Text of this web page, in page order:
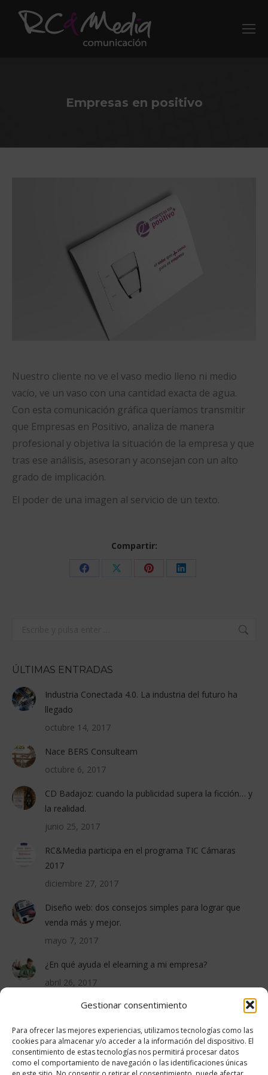
Gestionar consentimiento
Para ofrecer las mejores experiencias, utilizamos tecnologías como las
cookies para almacenar y/o acceder a la información del dispositivo. El
consentimiento de estas tecnologías nos permitirá procesar datos
como el comportamiento de navegación o las identificaciones únicas
Empresas en positivo
Nuestro cliente no ve el vaso medio lleno ni medio
vacío, ve un vaso con una cantidad exacta de agua.
Con esta comunicación gráfica queríamos transmitir
que Empresas en Positivo, analiza de manera
profesional y objetiva la situación de la empresa y que
tras ese análisis, asesoran y aconsejan con un alto
grado de implicación.
El poder de una imagen al servicio de un texto.
Compartir:
Share
Share
Share
Share
ÚLTIMAS ENTRADAS
Industria Conectada 4.0. La industria del futuro ha
llegado
octubre 14, 2017
Nace BERS Consulteam
octubre 6, 2017
CD Badajoz: cuando la publicidad supera la ficción… y
la realidad.
junio 25, 2017
RC&Media participa en el programa TIC Cámaras
2017
diciembre 27, 2017
Diseño web: dos consejos simples para lograr que
venda más y mejor.
mayo 7, 2017
¿En qué ayuda el elearning a mi empresa?
abril 26, 2017